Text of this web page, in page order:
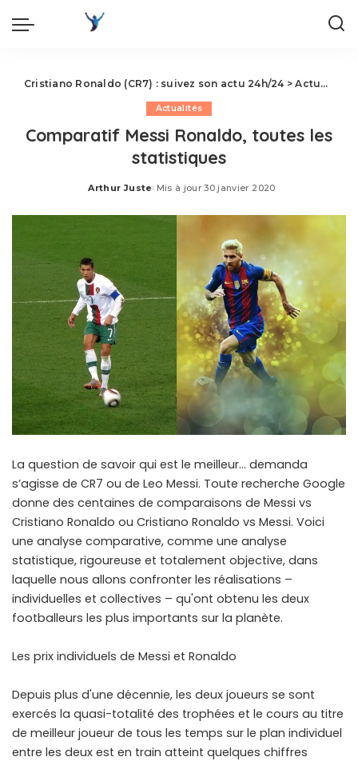
Cristiano Ronaldo (CR7) : suivez son actu 24h/24 >Actualités
Actualités
Comparatif Messi Ronaldo, toutes les
statistiques
Posted
Arthur Juste Mis à jour 30 janvier 2020
La question de savoir qui est le meilleur… demanda
s’agisse de CR7 ou de Leo Messi. Toute recherche Google
donne des centaines de comparaisons de Messi vs
Cristiano Ronaldo ou Cristiano Ronaldo vs Messi. Voici
une analyse comparative, comme une analyse
statistique, rigoureuse et totalement objective, dans
laquelle nous allons confronter les réalisations –
individuelles et collectives – qu'ont obtenu les deux
footballeurs les plus importants sur la planète.
Les prix individuels de Messi et Ronaldo
Depuis plus d'une décennie, les deux joueurs se sont
exercés la quasi-totalité des trophées et le cours au titre
de meilleur joueur de tous les temps sur le plan individuel
entre les deux est en train atteint quelques chiffres